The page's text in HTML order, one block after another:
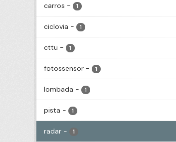
carros - 1
ciclovia - 1
cttu - 1
fotossensor - 1
lombada - 1
pista - 1
radar - 1